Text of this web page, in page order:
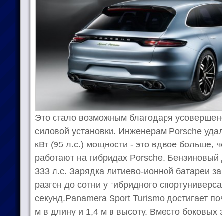
Это стало возможным благодаря
силовой установки. Инженерам Porsche
кВт (95 л.с.) мощности - это вдвое больше,
работают на гибридах Porsche. Бензиновый
333 л.с. Зарядка литиево-ионной батареи
разгон до сотни у гибридного
секунд.Panamera Sport Turismo достигает
м в длину и 1,4 м в высоту. Вместо боковых